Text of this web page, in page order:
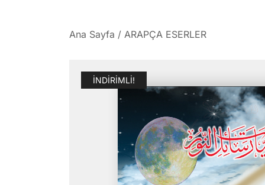
Ana Sayfa / ARAPÇA ESERLER
İNDIRIMLI!